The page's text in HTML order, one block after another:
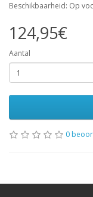
Beschikbaarheid: Op
124,95€
Aantal
0